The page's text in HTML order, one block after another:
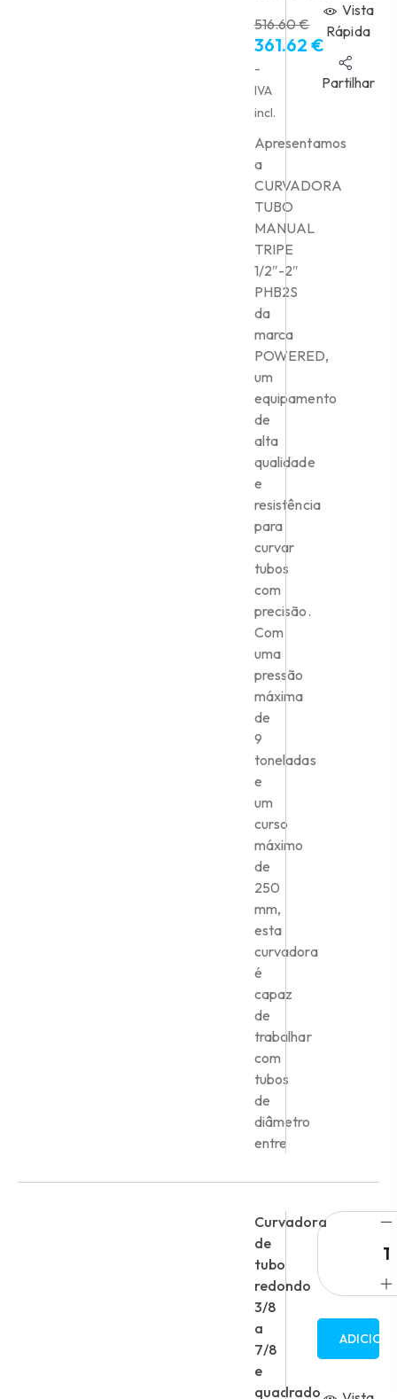
516.60€
O
preço
original
era:
361.62€
O
preço
atual
361.62 €.
-
IVA
incl.
Apresentamos
a
CURVADORA
TUBO
MANUAL
TRIPE
1/2″-2″
PHB2S
da
marca
POWERED,
um
equipamento
de
alta
qualidade
e
resistência
para
curvar
tubos
com
precisão.
Com
uma
pressão
máxima
de
9
toneladas
e
um
curso
máximo
de
250
mm,
esta
curvadora
é
capaz
de
trabalhar
com
tubos
de
diâmetro
entre
Vista
Rápida
Partilhar
Curvadora
de
tubo
redondo
3/8
a
7/8
e
quadrado